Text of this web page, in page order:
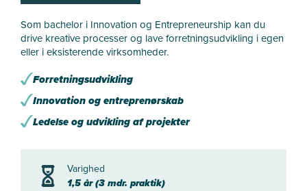
Som bachelor i Innovation og Entrepreneurship kan du
drive kreative processer og lave forretningsudvikling i egen
eller i eksisterende virksomheder.
Forretningsudvikling
Innovation og entreprenørskab
Ledelse og udvikling af projekter
Varighed
1,5 år (3 mdr. praktik)